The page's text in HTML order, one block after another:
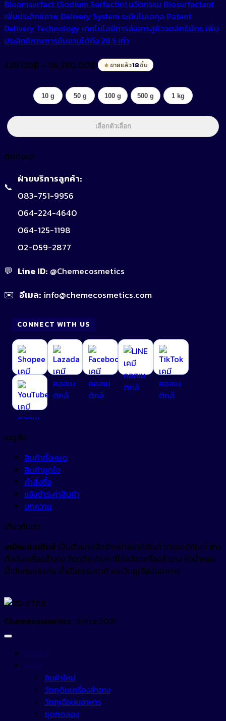
Bloomsurfact (Sodium Surfactin) นวัตกรรม Biosurfactant
เพิ่มประสิทธิภาพ Delivery System ระดับโมเลกุล Patent
Delivery Technology เทคโนโลยีการส่งสารสู่ผิวจดสิทธิบัตร เพิ่ม
ประสิทธิภาพการซึมซาบได้ถึง 28.5 เท่า
428.00฿ – 36,380.00฿
Price
range:
through
36,380.00฿
ขายแล้ว18ชิ้น
10 g 50 g 100 g 500 g 1 kg
เลือกตัวเลือก
ติดต่อเรา
📞
ฝ่ายบริการลูกค้า:
083-751-9956
064-224-4640
064-125-1198
02-059-2877
💬 Line ID: @Chemecosmetics
✉️ อีเมล: info@chemecosmetics.com
CONNECT WITH US
เมนูลัด
สินค้าทั้งหมด
สินค้าถูกใจ
คำสั่งซื้อ
แจ้งชำระค่าสินค้า
บทความ
เกี่ยวกับเรา
เคมีคอสเมติกส์ เป็นตัวแทนจัดจำหน่ายเคมีภัณฑ์ ขายเคมีภัณฑ์ สาร
ตั้งต้นเครื่องสำอาง วัตถุดิบต่างๆ ที่ใช้ผลิตเครื่องสำอาง หัวน้ำหอม
น้ำมันหอมระเหย น้ำมันธรรมชาติ และวัตถุเจือปนอาหาร
Chemecosmetics : Since 2021
สินค้าใหม่
วัตถุดิบเครื่องสำอาง
วัตถุเจือปนอาหาร
ชุดทดลอง